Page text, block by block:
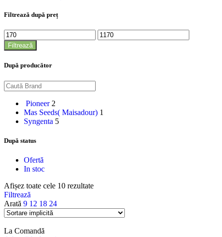
Filtrează după preț
Preț
minim
Preț
maxim
Filtrează
După producător
Pioneer 2
Mas Seeds( Maisadour) 1
Syngenta 5
După status
Ofertă
In stoc
Afișez toate cele 10 rezultate
Filtrează
Arată 9 12 18 24
La Comandă